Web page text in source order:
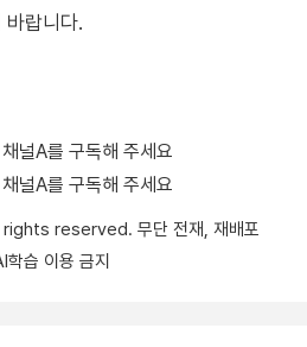
바랍니다.
널A를 구독해 주세요
널A를 구독해 주세요
reserved. 무단 전재, 재배포
학습 이용 금지